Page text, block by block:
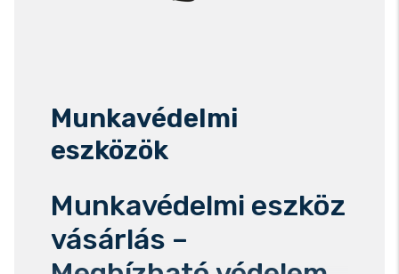
Munkavédelmi
eszközök
Munkavédelmi eszköz
vásárlás –